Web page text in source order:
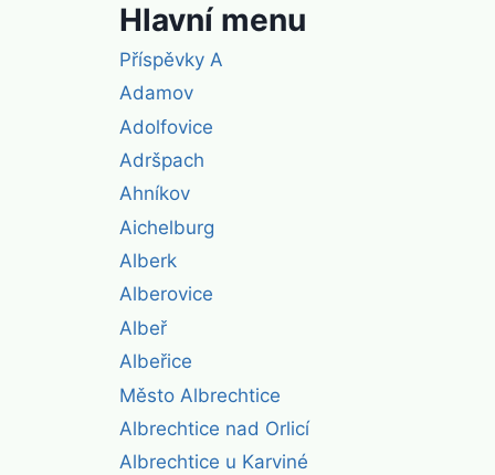
Hlavní menu
Příspěvky A
Adamov
Adolfovice
Adršpach
Ahníkov
Aichelburg
Alberk
Alberovice
Albeř
Albeřice
Město Albrechtice
Albrechtice nad Orlicí
Albrechtice u Karviné